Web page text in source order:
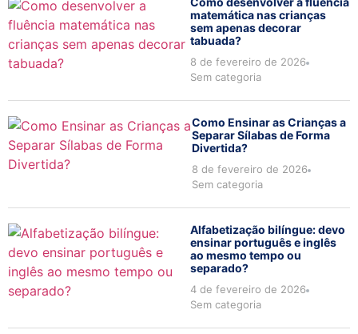
matemática nas crianças
sem apenas decorar
tabuada?
8 de fevereiro de 2026
Sem categoria
Como Ensinar as Crianças a
Separar Sílabas de Forma
Divertida?
8 de fevereiro de 2026
Sem categoria
Alfabetização bilíngue: devo
ensinar português e inglês
ao mesmo tempo ou
separado?
4 de fevereiro de 2026
Sem categoria